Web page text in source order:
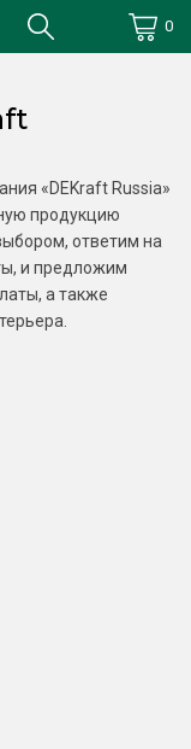
0
«DEKraft Russia»
продукцию
ответим на
и предложим
а также